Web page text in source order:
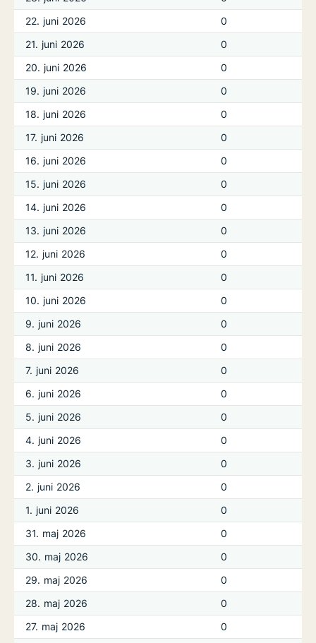
22. juni 2026
0
21. juni 2026
0
20. juni 2026
0
19. juni 2026
0
18. juni 2026
0
17. juni 2026
0
16. juni 2026
0
15. juni 2026
0
14. juni 2026
0
13. juni 2026
0
12. juni 2026
0
11. juni 2026
0
10. juni 2026
0
9. juni 2026
0
8. juni 2026
0
7. juni 2026
0
6. juni 2026
0
5. juni 2026
0
4. juni 2026
0
3. juni 2026
0
2. juni 2026
0
1. juni 2026
0
31. maj 2026
0
30. maj 2026
0
29. maj 2026
0
28. maj 2026
0
27. maj 2026
0